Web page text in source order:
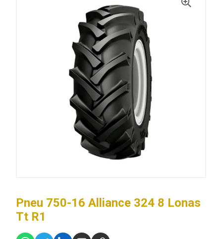
Pneu 750-16 Alliance 324 8 Lonas
Tt R1